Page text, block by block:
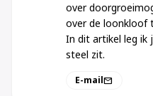
over
over de loonkloof
In dit artikel leg ik
steel zit.
E-mailmail